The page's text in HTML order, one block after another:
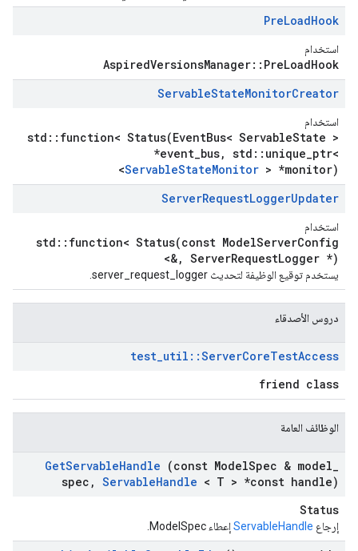
PreLoadHook
استخدام
AspiredVersionsManager::PreLoadHook
ServableStateMonitorCreator
استخدام
std::function< Status(EventBus< ServableState >
*event_bus, std::unique_ptr<
ServableStateMonitor > *monitor)>
ServerRequestLoggerUpdater
استخدام
std::function< Status(const ModelServerConfig
&, ServerRequestLogger *)>
يستخدم توقيع الوظيفة لتحديث server_request_logger.
دروس الأصدقاء
test_util ::ServerCoreTestAccess
friend class
الوظائف العامة
GetServableHandle (const ModelSpec & model
spec , ServableHandle < T > *const handle)
Status
إرجاع ServableHandle إعطاء ModelSpec.